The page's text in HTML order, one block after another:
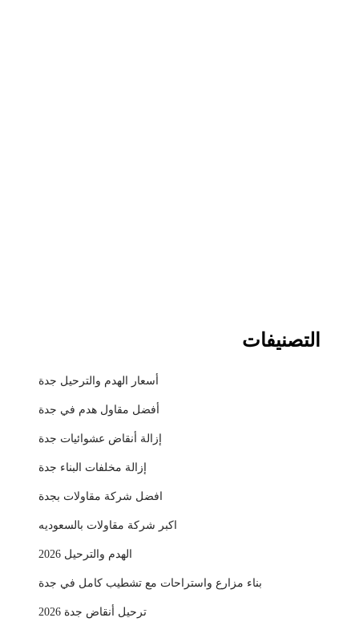
التصنيفات
أسعار الهدم والترحيل جدة
أفضل مقاول هدم في جدة
إزالة أنقاض عشوائيات جدة
إزالة مخلفات البناء جدة
افضل شركة مقاولات بجدة
اكبر شركة مقاولات بالسعوديه
الهدم والترحيل 2026
بناء مزارع واستراحات مع تشطيب كامل في جدة
ترحيل أنقاض جدة 2026